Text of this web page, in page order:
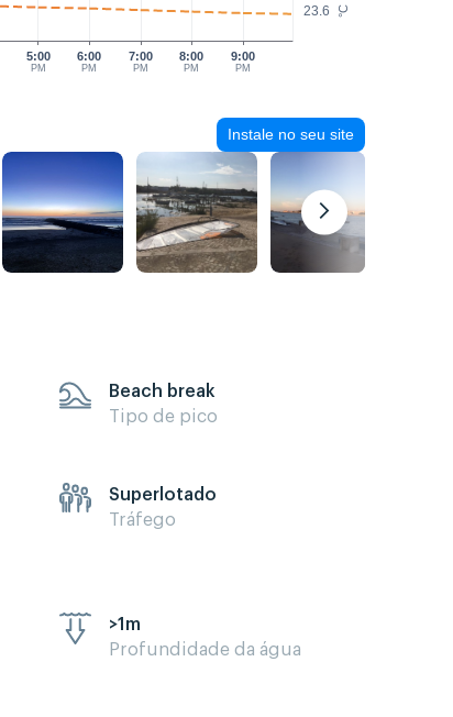
°C
23.6
5:00
PM
6:00
PM
7:00
PM
8:00
PM
9:00
PM
Instale no seu site
Beach break
Tipo de pico
Superlotado
Tráfego
>1m
Profundidade da água